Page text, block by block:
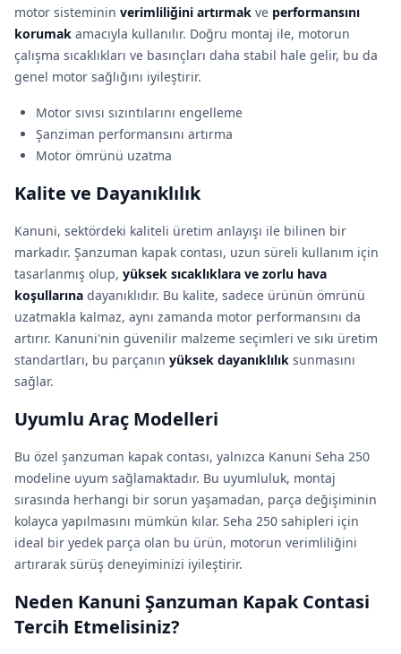
motor sisteminin verimliliğini artırmak ve performansını
korumak amacıyla kullanılır. Doğru montaj ile, motorun
çalışma sıcaklıkları ve basınçları daha stabil hale gelir, bu da
genel motor sağlığını iyileştirir.
Motor sıvısı sızıntılarını engelleme
Şanziman performansını artırma
Motor ömrünü uzatma
Kalite ve Dayanıklılık
Kanuni, sektördeki kaliteli üretim anlayışı ile bilinen bir
markadır. Şanzuman kapak contası, uzun süreli kullanım için
tasarlanmış olup, yüksek sıcaklıklara ve zorlu hava
koşullarına dayanıklıdır. Bu kalite, sadece ürünün ömrünü
uzatmakla kalmaz, aynı zamanda motor performansını da
artırır. Kanuni'nin güvenilir malzeme seçimleri ve sıkı üretim
standartları, bu parçanın yüksek dayanıklılık sunmasını
sağlar.
Uyumlu Araç Modelleri
Bu özel şanzuman kapak contası, yalnızca Kanuni Seha 250
modeline uyum sağlamaktadır. Bu uyumluluk, montaj
sırasında herhangi bir sorun yaşamadan, parça değişiminin
kolayca yapılmasını mümkün kılar. Seha 250 sahipleri için
ideal bir yedek parça olan bu ürün, motorun verimliliğini
artırarak sürüş deneyiminizi iyileştirir.
Neden Kanuni Şanzuman Kapak Contasi
Tercih Etmelisiniz?